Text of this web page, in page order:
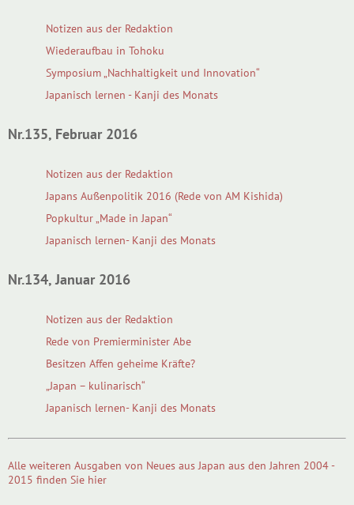
Notizen aus der Redaktion
Wiederaufbau in Tohoku
Symposium „Nachhaltigkeit und Innovation“
Japanisch lernen - Kanji des Monats
Nr.135, Februar 2016
Notizen aus der Redaktion
Japans Außenpolitik 2016 (Rede von AM Kishida)
Popkultur „Made in Japan“
Japanisch lernen- Kanji des Monats
Nr.134, Januar 2016
Notizen aus der Redaktion
Rede von Premierminister Abe
Besitzen Affen geheime Kräfte?
„Japan – kulinarisch“
Japanisch lernen- Kanji des Monats
Alle weiteren Ausgaben von Neues aus Japan aus den Jahren 2004 -
2015 finden Sie hier